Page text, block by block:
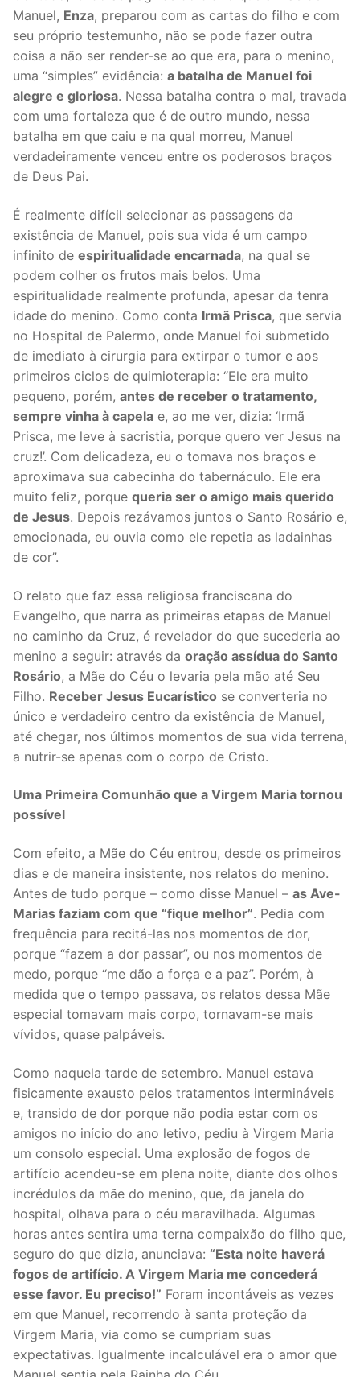
Manuel, Enza, preparou com as cartas do filho e com
seu próprio testemunho, não se pode fazer outra
coisa a não ser render-se ao que era, para o menino,
uma “simples” evidência: a batalha de Manuel foi
alegre e gloriosa. Nessa batalha contra o mal, travada
com uma fortaleza que é de outro mundo, nessa
batalha em que caiu e na qual morreu, Manuel
verdadeiramente venceu entre os poderosos braços
de Deus Pai.
É realmente difícil selecionar as passagens da
existência de Manuel, pois sua vida é um campo
infinito de espiritualidade encarnada, na qual se
podem colher os frutos mais belos. Uma
espiritualidade realmente profunda, apesar da tenra
idade do menino. Como conta Irmã Prisca, que servia
no Hospital de Palermo, onde Manuel foi submetido
de imediato à cirurgia para extirpar o tumor e aos
primeiros ciclos de quimioterapia: “Ele era muito
pequeno, porém, antes de receber o tratamento,
sempre vinha à capela e, ao me ver, dizia: ‘Irmã
Prisca, me leve à sacristia, porque quero ver Jesus na
cruz!’. Com delicadeza, eu o tomava nos braços e
aproximava sua cabecinha do tabernáculo. Ele era
muito feliz, porque queria ser o amigo mais querido
de Jesus. Depois rezávamos juntos o Santo Rosário e,
emocionada, eu ouvia como ele repetia as ladainhas
de cor”.
O relato que faz essa religiosa franciscana do
Evangelho, que narra as primeiras etapas de Manuel
no caminho da Cruz, é revelador do que sucederia ao
menino a seguir: através da oração assídua do Santo
Rosário, a Mãe do Céu o levaria pela mão até Seu
Filho. Receber Jesus Eucarístico se converteria no
único e verdadeiro centro da existência de Manuel,
até chegar, nos últimos momentos de sua vida terrena,
a nutrir-se apenas com o corpo de Cristo.
Uma Primeira Comunhão que a Virgem Maria tornou
possível
Com efeito, a Mãe do Céu entrou, desde os primeiros
dias e de maneira insistente, nos relatos do menino.
Antes de tudo porque – como disse Manuel – as Ave-
Marias faziam com que “fique melhor”. Pedia com
frequência para recitá-las nos momentos de dor,
porque “fazem a dor passar”, ou nos momentos de
medo, porque “me dão a força e a paz”. Porém, à
medida que o tempo passava, os relatos dessa Mãe
especial tomavam mais corpo, tornavam-se mais
vívidos, quase palpáveis.
Como naquela tarde de setembro. Manuel estava
fisicamente exausto pelos tratamentos intermináveis
e, transido de dor porque não podia estar com os
amigos no início do ano letivo, pediu à Virgem Maria
um consolo especial. Uma explosão de fogos de
artifício acendeu-se em plena noite, diante dos olhos
incrédulos da mãe do menino, que, da janela do
hospital, olhava para o céu maravilhada. Algumas
horas antes sentira uma terna compaixão do filho que,
seguro do que dizia, anunciava: “Esta noite haverá
fogos de artifício. A Virgem Maria me concederá
esse favor. Eu preciso!” Foram incontáveis as vezes
em que Manuel, recorrendo à santa proteção da
Virgem Maria, via como se cumpriam suas
expectativas. Igualmente incalculável era o amor que